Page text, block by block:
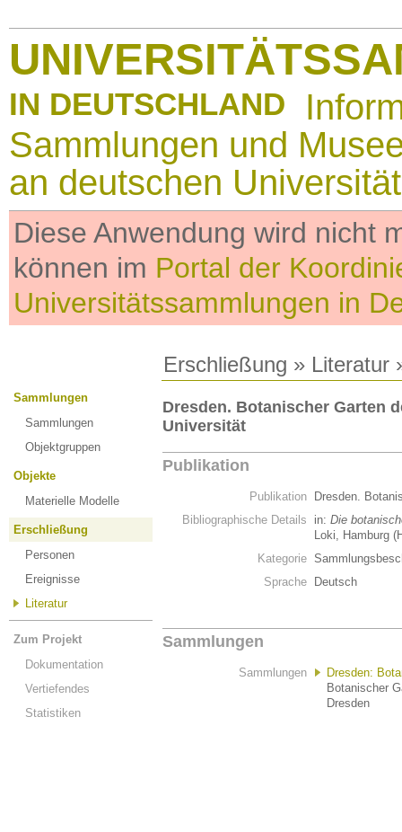
IN DEUTSCHLAND
Sammlungen und
an deutschen
Diese Anwendung wird nicht
können im Portal der
Universitätssammlungen in
Erschließung » Literatur
Sammlungen
Sammlungen
Objektgruppen
Objekte
Materielle Modelle
Erschließung
Personen
Ereignisse
Literatur
Zum Projekt
Dokumentation
Vertiefendes
Statistiken
Dresden. Botanischer Garten
Universität
Publikation
Publikation
Dresden.
Bibliographische Details
in: Die
Loki, Hamburg
Kategorie
Sprache
Deutsch
Sammlungen
Sammlungen
Dresden:
Botanischer
Dresden